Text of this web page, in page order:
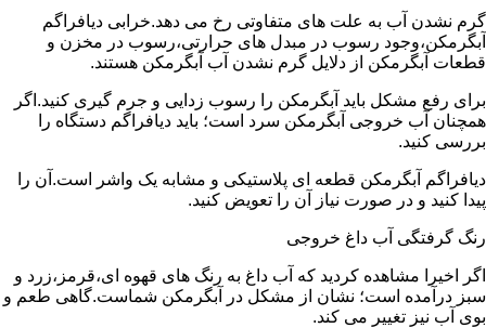
گرم نشدن آب به علت های متفاوتی رخ می دهد.خرابی دیافراگم
آبگرمکن،وجود رسوب در مبدل های حرارتی،رسوب در مخزن و
قطعات آبگرمکن از دلایل گرم نشدن آب آبگرمکن هستند.
برای رفع مشکل باید آبگرمکن را رسوب زدایی و جرم گیری کنید.اگر
همچنان آب خروجی آبگرمکن سرد است؛ باید دیافراگم دستگاه را
بررسی کنید.
دیافراگم آبگرمکن قطعه ای پلاستیکی و مشابه یک واشر است.آن را
پیدا کنید و در صورت نیاز آن را تعویض کنید.
رنگ گرفتگی آب داغ خروجی
اگر اخیرا مشاهده کردید که آب داغ به رنگ های قهوه ای،قرمز،زرد و
سبز درآمده است؛ نشان از مشکل در آبگرمکن شماست.گاهی طعم و
بوی آب نیز تغییر می کند.